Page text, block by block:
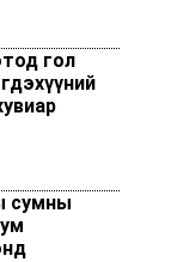
гол
сумны